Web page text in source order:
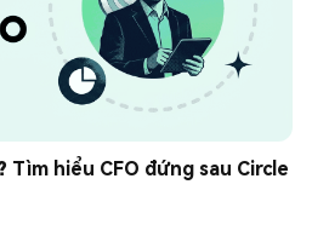
Tìm hiểu CFO đứng sau Circle